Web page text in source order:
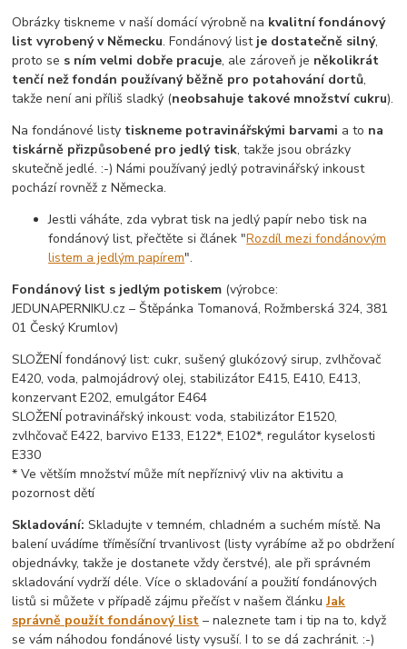
Obrázky tiskneme v naší domácí výrobně na kvalitní fondánový
list vyrobený v Německu. Fondánový list je dostatečně silný,
proto se s ním velmi dobře pracuje, ale zároveň je několikrát
tenčí než fondán používaný běžně pro potahování dortů,
takže není ani příliš sladký (neobsahuje takové množství cukru).
Na fondánové listy tiskneme potravinářskými barvami a to na
tiskárně přizpůsobené pro jedlý tisk, takže jsou obrázky
skutečně jedlé. :-) Námi používaný jedlý potravinářský inkoust
pochází rovněž z Německa.
Jestli váháte, zda vybrat tisk na jedlý papír nebo tisk na
fondánový list, přečtěte si článek "Rozdíl mezi fondánovým
listem a jedlým papírem".
Fondánový list s jedlým potiskem (výrobce:
JEDUNAPERNIKU.cz – Štěpánka Tomanová, Rožmberská 324, 381
01 Český Krumlov)
SLOŽENÍ fondánový list: cukr, sušený glukózový sirup, zvlhčovač
E420, voda, palmojádrový olej, stabilizátor E415, E410, E413,
konzervant E202, emulgátor E464
SLOŽENÍ potravinářský inkoust: voda, stabilizátor E1520,
zvlhčovač E422, barvivo E133, E122*, E102*, regulátor kyselosti
E330
* Ve větším množství může mít nepříznivý vliv na aktivitu a
pozornost dětí
Skladování: Skladujte v temném, chladném a suchém místě. Na
balení uvádíme tříměsíční trvanlivost (listy vyrábíme až po obdržení
objednávky, takže je dostanete vždy čerstvé), ale při správném
skladování vydrží déle. Více o skladování a použití fondánových
listů si můžete v případě zájmu přečíst v našem článkuJak
správně použít fondánový list – naleznete tam i tip na to, když
se vám náhodou fondánové listy vysuší. I to se dá zachránit. :-)